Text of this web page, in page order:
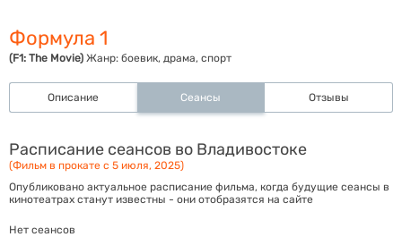
Формула 1
(F1: The Movie) Жанр: боевик, драма, спорт
Описание Сеансы Отзывы
Расписание сеансов во Владивостоке
(Фильм в прокате с 5 июля, 2025)
Опубликовано актуальное расписание фильма, когда будущие сеансы в
кинотеатрах станут известны - они отобразятся на сайте
Нет сеансов